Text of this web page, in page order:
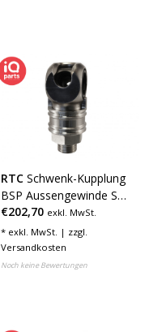
RTC Schwenk-Kupplung
BSP Aussengewinde SC
Serie HB DN11
€202,70 exkl. MwSt.
* exkl. MwSt. | zzgl.
Versandkosten
Noch keine Bewertungen